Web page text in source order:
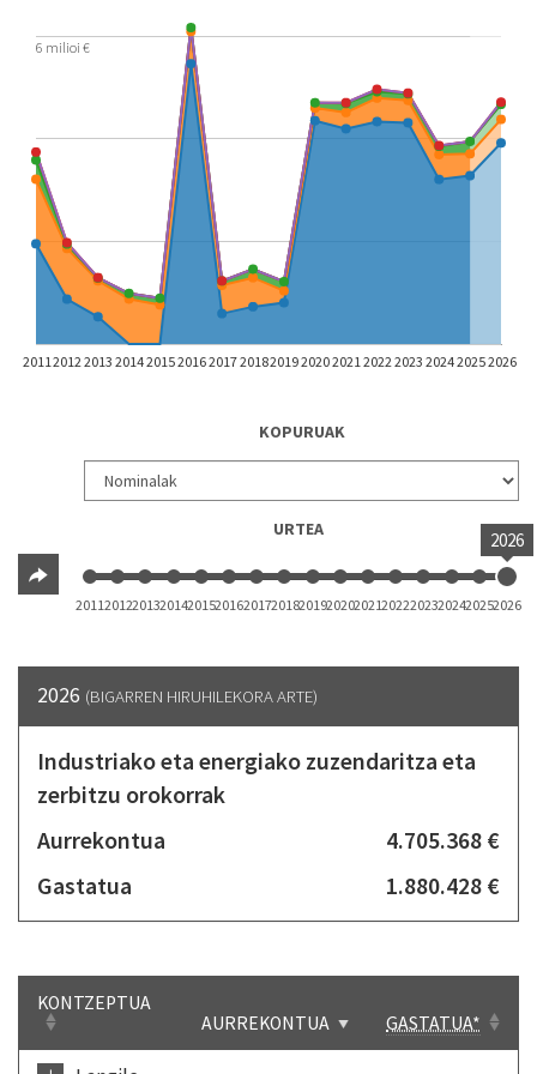
2011 2012 2013 20142015201620172018201920202021 20222023202420252026
6 milioi €
KOPURUAK
URTEA 2026
2011201220132014201520162017201820192020202120222023202420252026
2026 (BIGARREN HIRUHILEKORA ARTE)
Industriako eta energiako zuzendaritza eta
zerbitzu orokorrak
Aurrekontua
4.705.368 €
Gastatua
1.880.428 €
KONTZEPTUA
AURREKONTUA
GASTATUA*